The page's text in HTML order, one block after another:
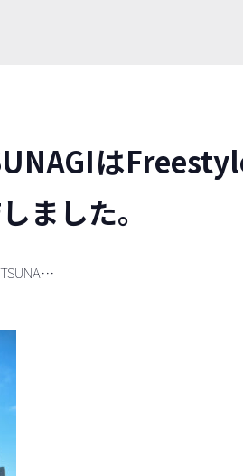
は
ました。
GetBetterのTSUNAGIはFreestyle Footballerの薮田悠翔選手とサプライヤー契約を締結しました。